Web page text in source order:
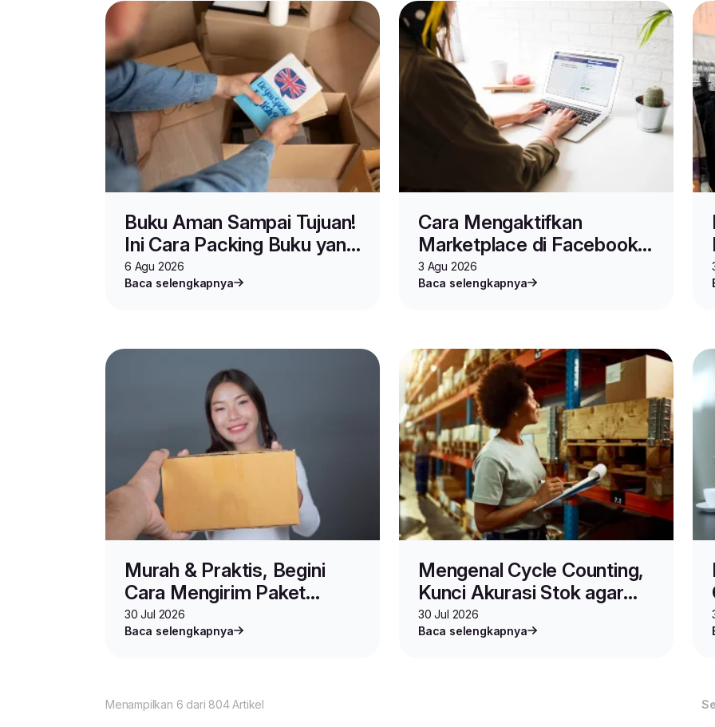
Buku Aman Sampai Tujuan!
Ini Cara Packing Buku yang
Benar untuk Jualan dan
Pindahan
6 Agu 2026
Baca selengkapnya
Cara Mengaktifkan
Marketplace di Facebook
untuk Jualan Online
3 Agu 2026
Baca selengkapnya
Murah & Praktis, Begini
Cara Mengirim Paket
Online Shop via MINIPACK
30 Jul 2026
Baca selengkapnya
Mengenal Cycle Counting,
Kunci Akurasi Stok agar
Bisnis Berjalan Strategis
30 Jul 2026
Baca selengkapnya
Menampilkan 6 dari 804 Artikel